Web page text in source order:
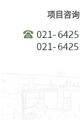
项目咨询